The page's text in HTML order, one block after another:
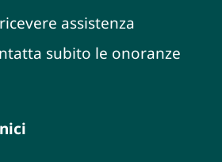
assistenza
subito le onoranze